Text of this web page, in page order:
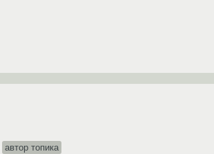
автор топика